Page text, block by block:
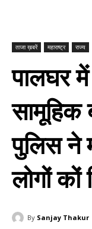
ताजा ख़बरें महाराष्ट्र राज्य
पालघर
सामूहिक
पुलिस ने
लोगों कों
By Sanjay Thakur